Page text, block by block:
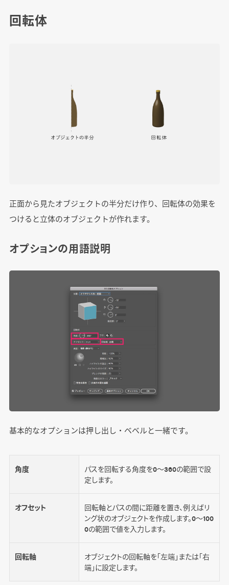
回転体
正面から見たオブジェクトの半分だけ作り、回転体の効果を
つけると立体のオブジェクトが作れます。
オプションの用語説明
基本的なオプションは押し出し・ベベルと一緒です。
角度
パスを回転する角度を0～360の範囲で設
定します。
オフセット
回転軸とパスの間に距離を置き、例えばリ
ング状のオブジェクトを作成します。0～100
0の範囲で値を入力します。
回転軸
オブジェクトの回転軸を「左端」または「右
端」に設定します。